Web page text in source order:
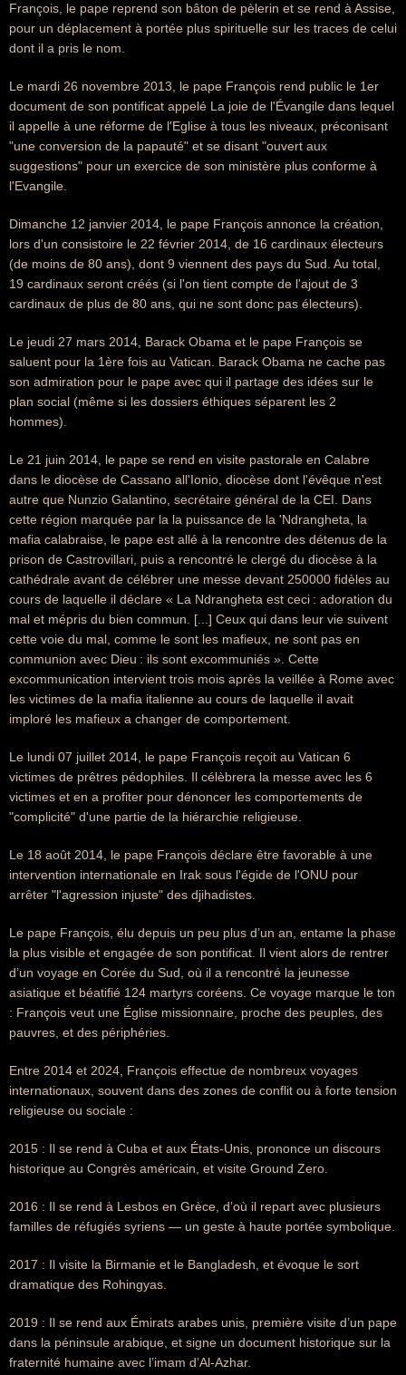
François, le pape reprend son bâton de pèlerin et se rend à Assise,
pour un déplacement à portée plus spirituelle sur les traces de celui
dont il a pris le nom.
Le mardi 26 novembre 2013, le pape François rend public le 1er
document de son pontificat appelé La joie de l'Évangile dans lequel
il appelle à une réforme de l'Eglise à tous les niveaux, préconisant
"une conversion de la papauté" et se disant "ouvert aux
suggestions" pour un exercice de son ministère plus conforme à
l'Evangile.
Dimanche 12 janvier 2014, le pape François annonce la création,
lors d'un consistoire le 22 février 2014, de 16 cardinaux électeurs
(de moins de 80 ans), dont 9 viennent des pays du Sud. Au total,
19 cardinaux seront créés (si l'on tient compte de l'ajout de 3
cardinaux de plus de 80 ans, qui ne sont donc pas électeurs).
Le jeudi 27 mars 2014, Barack Obama et le pape François se
saluent pour la 1ère fois au Vatican. Barack Obama ne cache pas
son admiration pour le pape avec qui il partage des idées sur le
plan social (même si les dossiers éthiques séparent les 2
hommes).
Le 21 juin 2014, le pape se rend en visite pastorale en Calabre
dans le diocèse de Cassano all'Ionio, diocèse dont l'évêque n'est
autre que Nunzio Galantino, secrétaire général de la CEI. Dans
cette région marquée par la la puissance de la 'Ndrangheta, la
mafia calabraise, le pape est allé à la rencontre des détenus de la
prison de Castrovillari, puis a rencontré le clergé du diocèse à la
cathédrale avant de célébrer une messe devant 250000 fidèles au
cours de laquelle il déclare « La Ndrangheta est ceci : adoration du
mal et mépris du bien commun. [...] Ceux qui dans leur vie suivent
cette voie du mal, comme le sont les mafieux, ne sont pas en
communion avec Dieu : ils sont excommuniés ». Cette
excommunication intervient trois mois après la veillée à Rome avec
les victimes de la mafia italienne au cours de laquelle il avait
imploré les mafieux a changer de comportement.
Le lundi 07 juillet 2014, le pape François reçoit au Vatican 6
victimes de prêtres pédophiles. Il célèbrera la messe avec les 6
victimes et en a profiter pour dénoncer les comportements de
"complicité" d'une partie de la hiérarchie religieuse.
Le 18 août 2014, le pape François déclare être favorable à une
intervention internationale en Irak sous l'égide de l'ONU pour
arrêter "l'agression injuste" des djihadistes.
Le pape François, élu depuis un peu plus d’un an, entame la phase
la plus visible et engagée de son pontificat. Il vient alors de rentrer
d’un voyage en Corée du Sud, où il a rencontré la jeunesse
asiatique et béatifié 124 martyrs coréens. Ce voyage marque le ton
: François veut une Église missionnaire, proche des peuples, des
pauvres, et des périphéries.
Entre 2014 et 2024, François effectue de nombreux voyages
internationaux, souvent dans des zones de conflit ou à forte tension
religieuse ou sociale :
2015 : Il se rend à Cuba et aux États-Unis, prononce un discours
historique au Congrès américain, et visite Ground Zero.
2016 : Il se rend à Lesbos en Grèce, d’où il repart avec plusieurs
familles de réfugiés syriens — un geste à haute portée symbolique.
2017 : Il visite la Birmanie et le Bangladesh, et évoque le sort
dramatique des Rohingyas.
2019 : Il se rend aux Émirats arabes unis, première visite d’un pape
dans la péninsule arabique, et signe un document historique sur la
fraternité humaine avec l’imam d’Al-Azhar.